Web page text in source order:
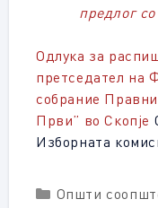
предлог
Одлука за
претседател на
собрание
Први” во Скопје
Изборната
Categories
Општи